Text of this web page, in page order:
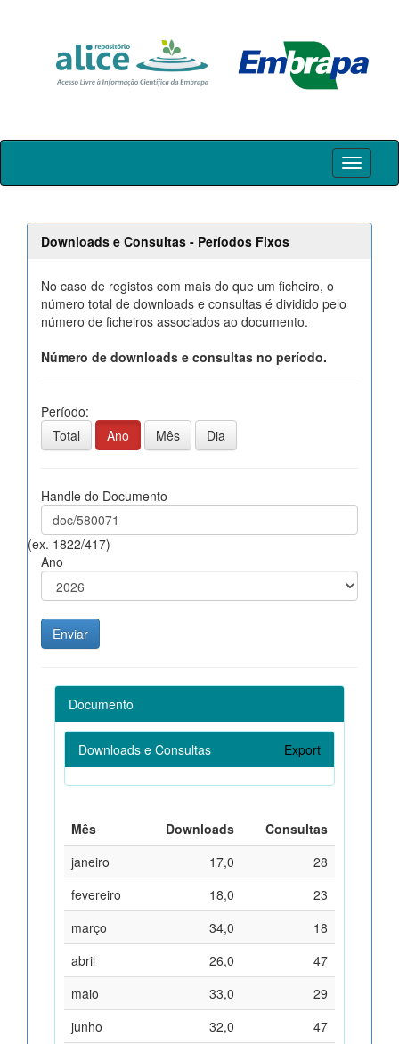
Skip
Downloads e Consultas - Períodos Fixos
No caso de registos com mais do que um ficheiro, o
número total de downloads e consultas é dividido pelo
número de ficheiros associados ao documento.
Número de downloads e consultas no período.
Período:
Total
Ano Mês Dia
Handle do Documento
(ex. 1822/417)
Ano
Documento
Downloads e Consultas Export
Mês Downloads
Consultas
janeiro
17,0
28
fevereiro
18,0
23
março
34,0
18
abril
26,0
47
maio
33,0
29
junho
32,0
47